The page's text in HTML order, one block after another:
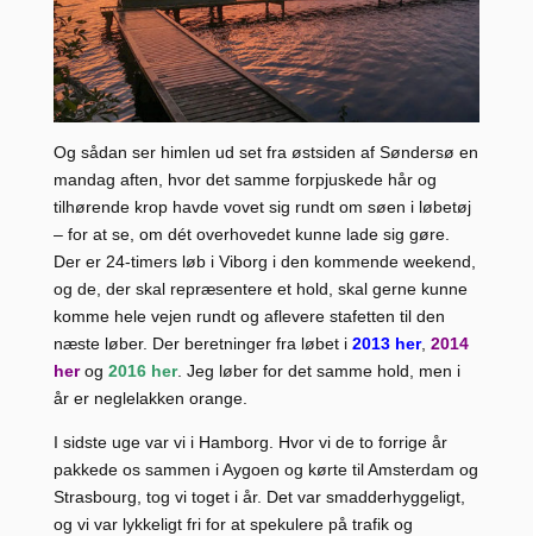
Og sådan ser himlen ud set fra østsiden af Søndersø en
mandag aften, hvor det samme forpjuskede hår og
tilhørende krop havde vovet sig rundt om søen i løbetøj
– for at se, om dét overhovedet kunne lade sig gøre.
Der er 24-timers løb i Viborg i den kommende weekend,
og de, der skal repræsentere et hold, skal gerne kunne
komme hele vejen rundt og aflevere stafetten til den
næste løber. Der beretninger fra løbet i 2013 her, 2014
herog 2016 her. Jeg løber for det samme hold, men i
år er neglelakken orange.
I sidste uge var vi i Hamborg. Hvor vi de to forrige år
pakkede os sammen i Aygoen og kørte til Amsterdam og
Strasbourg, tog vi toget i år. Det var smadderhyggeligt,
og vi var lykkeligt fri for at spekulere på trafik og